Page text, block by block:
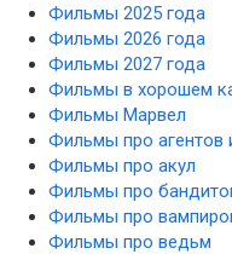
Фильмы 2025 года
Фильмы 2026 года
Фильмы 2027 года
Фильмы в хорошем
Фильмы Марвел
Фильмы про агентов
Фильмы про акул
Фильмы про
Фильмы про
Фильмы про ведьм